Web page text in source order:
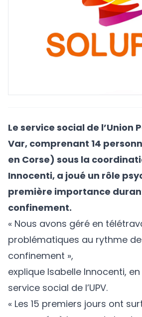
Le service social de l’Union
Var, comprenant 14
en Corse) sous la
Innocenti, a joué un rôle
première importance
confinement.
« Nous avons géré en
problématiques au rythme
confinement »,
explique Isabelle Innocenti,
service social de l’UPV.
« Les 15 premiers jours ont